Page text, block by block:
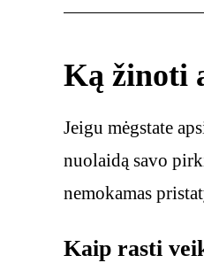
Ką žinoti
Jeigu mėgstate
nuolaidą savo
nemokamas
Kaip rasti